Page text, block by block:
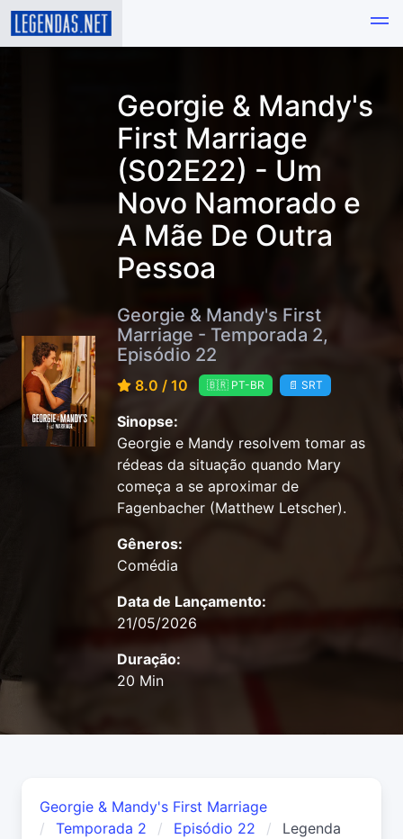
Georgie & Mandy's
First Marriage
(S02E22) - Um
Novo Namorado e
A Mãe De Outra
Pessoa⁩
Georgie & Mandy's First
Marriage - Temporada 2,
Episódio 22
8.0 / 10 🇧🇷 PT-BR 📄 SRT
Sinopse:
Georgie e Mandy resolvem tomar as
rédeas da situação quando Mary
começa a se aproximar de
Fagenbacher (Matthew Letscher).
Gêneros:
Comédia
Data de Lançamento:
21/05/2026
Duração:
20 Min
Georgie & Mandy's First Marriage
Temporada 2
Episódio 22 Legenda